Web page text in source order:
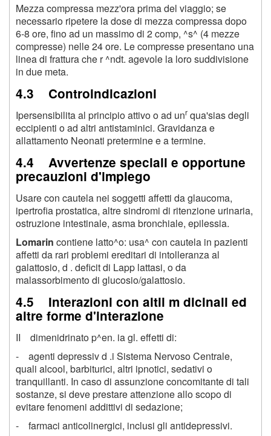
Mezza compressa mezz'ora prima del viaggio; se
necessario ripetere la dose di mezza compressa dopo
6-8 ore, fino ad un massimo di 2 comp, ^s^ (4 mezze
compresse) nelle 24 ore. Le compresse presentano una
linea di frattura che r ^ndt. agevole la loro suddivisione
in due meta.
4.3 Controindicazioni
Ipersensibilita al principio attivo o ad unr qua'sias degli
eccipienti o ad altri antistaminici. Gravidanza e
allattamento Neonati pretermine e a termine.
4.4 Avvertenze speciali e opportune
precauzioni d'impiego
Usare con cautela nei soggetti affetti da glaucoma,
ipertrofia prostatica, altre sindromi di ritenzione urinaria,
ostruzione intestinale, asma bronchiale, epilessia.
Lomarin contiene latto^o: usa^ con cautela in pazienti
affetti da rari problemi ereditari di intolleranza al
galattosio, d . deficit di Lapp lattasi, o da
malassorbimento di glucosio/galattosio.
4.5 Interazioni con altii m dicinali ed
altre forme d'interazione
II dimenidrinato p^en. ia gl. effetti di:
- agenti depressiv d .i Sistema Nervoso Centrale,
quali alcool, barbiturici, altri ipnotici, sedativi o
tranquillanti. In caso di assunzione concomitante di tali
sostanze, si deve prestare attenzione allo scopo di
evitare fenomeni addittivi di sedazione;
- farmaci anticolinergici, inclusi gli antidepressivi.